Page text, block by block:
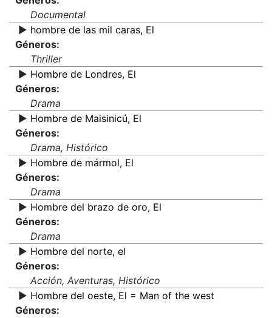
Documental
▶️ hombre de las mil caras, El
Géneros:
Thriller
▶️ Hombre de Londres, El
Géneros:
Drama
▶️ Hombre de Maisinicú, El
Géneros:
Drama, Histórico
▶️ Hombre de mármol, El
Géneros:
Drama
▶️ Hombre del brazo de oro, El
Géneros:
Drama
▶️ Hombre del norte, el
Géneros:
Acción, Aventuras, Histórico
▶️ Hombre del oeste, El = Man of the west
Géneros: